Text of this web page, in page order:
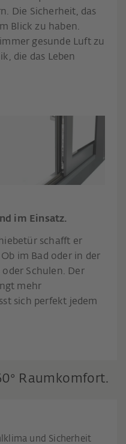
Die Sicherheit, das
Blick zu haben.
gesunde Luft zu
die das Leben
im Einsatz.
schafft er
im Bad oder in der
oder Schulen. Der
mehr
sich perfekt jedem
Raumkomfort.
und Sicherheit